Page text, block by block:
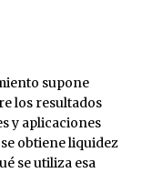
supone
los resultados
y aplicaciones
obtiene liquidez
se utiliza esa